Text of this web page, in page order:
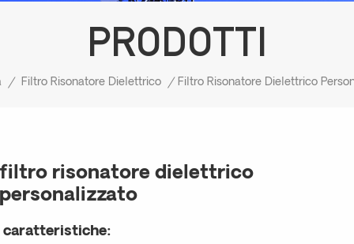
PRODOTTI
/ Filtro Risonatore Dielettrico / Filtro Risonatore Dielettrico
risonatore dielettrico
caratteristiche: